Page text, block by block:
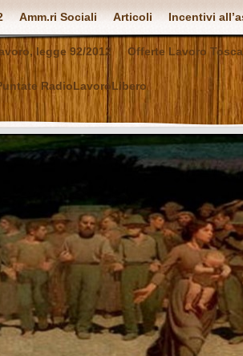
Amm.ri Sociali Articoli Incentivi
legge 92/2012 Offerte Lavoro
RadioLavoroLibero